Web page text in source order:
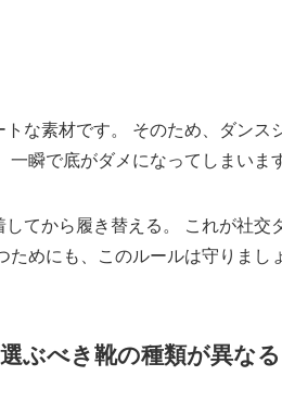
な素材です。 そのため、ダンス
瞬で底がダメになってしまいま
てから履き替える。 これが社交
めにも、このルールは守りまし
ぶべき靴の種類が異なる